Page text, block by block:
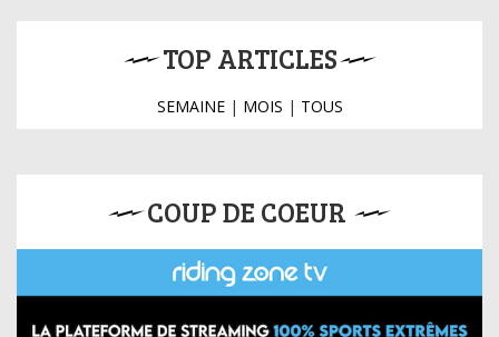
TOP ARTICLES
SEMAINE| MOIS | TOUS
COUP DE COEUR